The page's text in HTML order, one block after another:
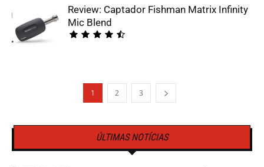
Review: Captador Fishman Matrix Infinity
Mic Blend
1 2 3
ÚLTIMAS NOTÍCIAS